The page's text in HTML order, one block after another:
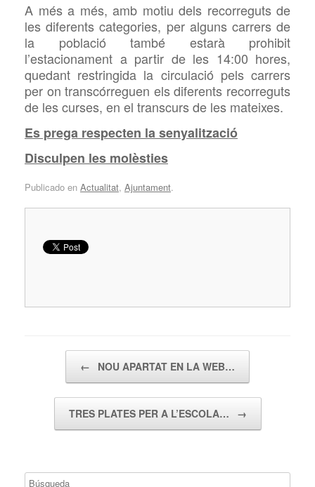
A més a més, amb motiu dels recorreguts de
les diferents categories, per alguns carrers de
la població també estarà prohibit
l’estacionament a partir de les 14:00 hores,
quedant restringida la circulació pels carrers
per on transcórreguen els diferents recorreguts
de les curses, en el transcurs de les mateixes.
Es prega respecten la senyalització
Disculpen les molèsties
Publicado en Actualitat, Ajuntament.
← NOU APARTAT EN LA WEB…
TRES PLATES PER A L’ESCOLA… →